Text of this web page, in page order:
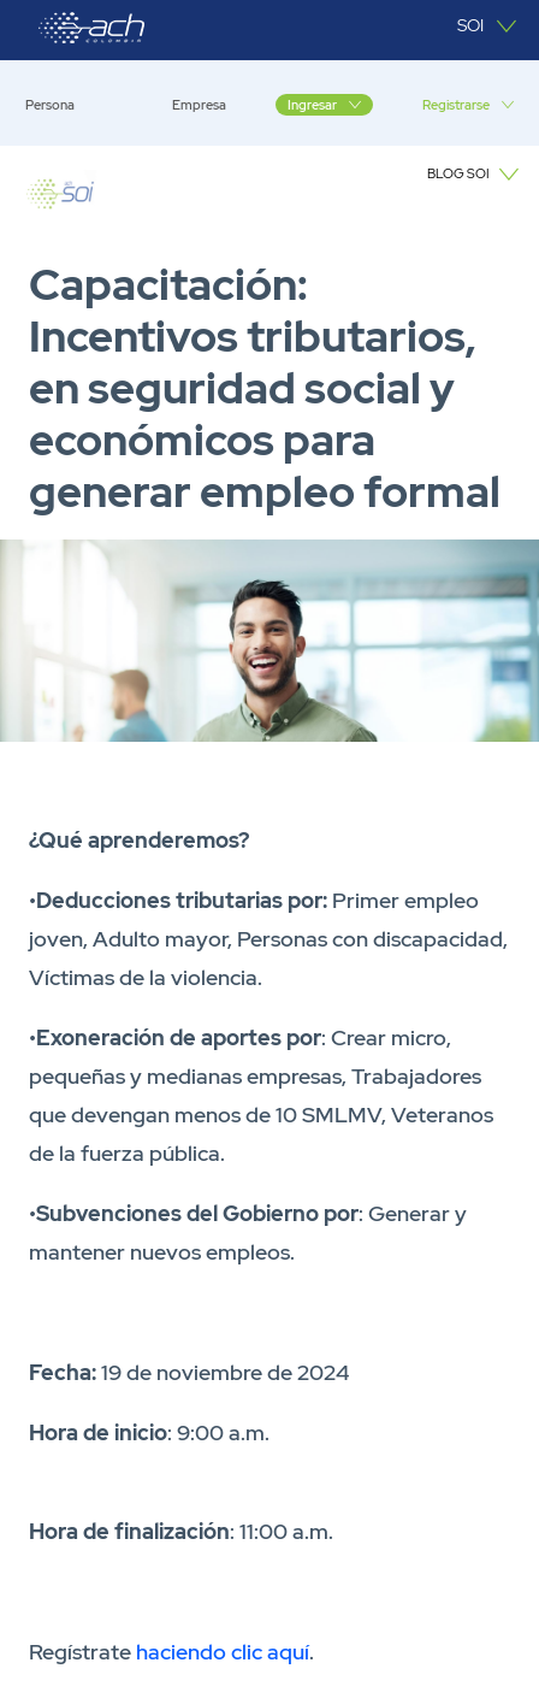
Saltar al contenido principal SOI
Persona Empresa Ingresar Registrarse
BLOG SOI
Capacitación:
Incentivos tributarios,
en seguridad social y
económicos para
generar empleo formal
¿Qué aprenderemos?
•Deducciones tributarias por: Primer empleo
joven, Adulto mayor, Personas con discapacidad,
Víctimas de la violencia.
•Exoneración de aportes por: Crear micro,
pequeñas y medianas empresas, Trabajadores
que devengan menos de 10 SMLMV, Veteranos
de la fuerza pública.
•Subvenciones del Gobierno por: Generar y
mantener nuevos empleos.
Fecha:19 de noviembre de 2024
Hora de inicio: 9:00 a.m.
Hora de finalización: 11:00 a.m.
Regístrate haciendo clic aquí.